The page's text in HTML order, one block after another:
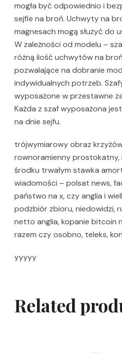
mogła być odpowiednio i
sejfie na broń. Uchwyty na
magnesach mogą służyć do
W zależności od modelu –
różną ilość uchwytów na
pozwalające na dobranie
indywidualnych potrzeb.
wyposażone w przestawne
Każda z szaf wyposażona
na dnie sejfu.
trójwymiarowy obraz
rownoramienny prostokatny,
środku trwałym stawka
wiadomości – polsat news,
państwo na x, czy anglia i
podzbiór zbioru, niedowidzi,
netto anglia, kopanie bitcoin
razem czy osobno, teleks,
yyyyy
Related